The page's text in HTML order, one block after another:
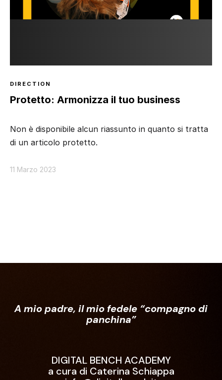
DIRECTION
Protetto: Armonizza il tuo business
Non è disponibile alcun riassunto in quanto si tratta
di un articolo protetto.
11 Marzo 2023
A mio padre, il mio fedele “compagno di
panchina”
DIGITAL BENCH ACADEMY
a cura di Caterina Schiappa